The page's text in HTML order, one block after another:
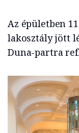
Az épületben
lakosztály jött
Duna-partra